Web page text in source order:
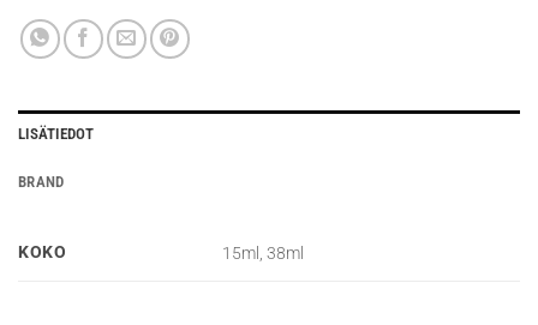
LISÄTIEDOT
BRAND
KOKO 15ml, 38ml